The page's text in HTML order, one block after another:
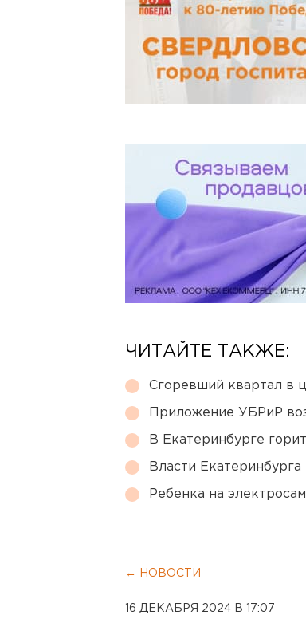
ЧИТАЙТЕ ТАКЖЕ:
Сгоревший квартал в
Приложение УБРиР
В Екатеринбурге
Власти
Ребенка на
← НОВОСТИ
16 ДЕКАБРЯ 2024 В 17:07